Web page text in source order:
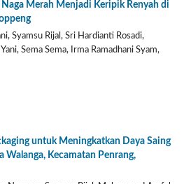
Naga Merah Menjadi Keripik Renyah di
Syamsu Rijal, Sri Hardianti Rosadi,
Sema Sema, Irma Ramadhani Syam,
untuk Meningkatkan Daya Saing
Walanga, Kecamatan Penrang,